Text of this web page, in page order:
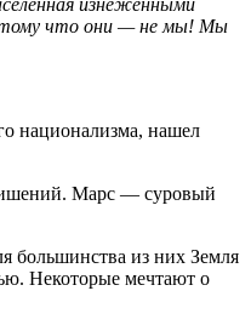
что они — не мы! Мы
национализма, нашел
лишений. Марс — суровый
большинства из них Земля
Некоторые мечтают о